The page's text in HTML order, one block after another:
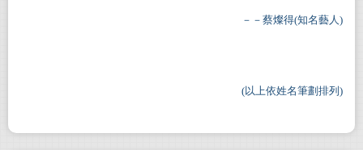
－－蔡燦得(知名藝人)
(以上依姓名筆劃排列)